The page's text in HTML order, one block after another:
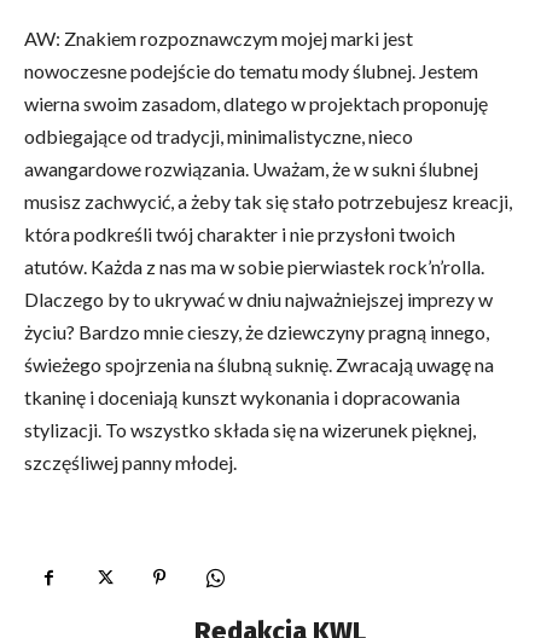
AW: Znakiem rozpoznawczym mojej marki jest
nowoczesne podejście do tematu mody ślubnej. Jestem
wierna swoim zasadom, dlatego w projektach proponuję
odbiegające od tradycji, minimalistyczne, nieco
awangardowe rozwiązania. Uważam, że w sukni ślubnej
musisz zachwycić, a żeby tak się stało potrzebujesz kreacji,
która podkreśli twój charakter i nie przysłoni twoich
atutów. Każda z nas ma w sobie pierwiastek rock’n’rolla.
Dlaczego by to ukrywać w dniu najważniejszej imprezy w
życiu? Bardzo mnie cieszy, że dziewczyny pragną innego,
świeżego spojrzenia na ślubną suknię. Zwracają uwagę na
tkaninę i doceniają kunszt wykonania i dopracowania
stylizacji. To wszystko składa się na wizerunek pięknej,
szczęśliwej panny młodej.
Redakcja KWL